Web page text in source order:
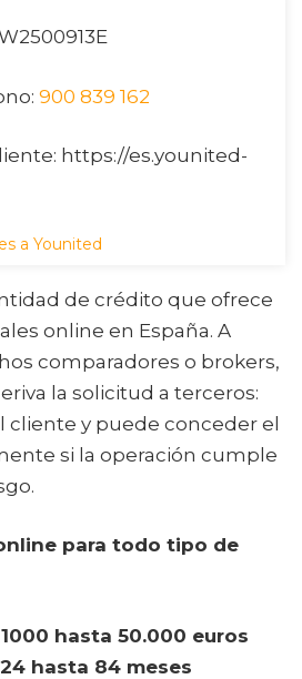
900 839 162
https://es.younited-
a Younited
de crédito que ofrece
online en España. A
comparadores o brokers,
la solicitud a terceros:
cliente y puede conceder el
si la operación cumple
para todo tipo de
hasta 50.000 euros
hasta 84 meses